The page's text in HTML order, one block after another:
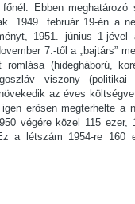
Ebben
1949. február 19-én a
1951. június 1-jével
7.-től a „bajtárs”
(hidegháború,
viszony (politikai
az éves
erősen megterhelte a
végére közel 115 ezer,
a létszám 1954-re 160